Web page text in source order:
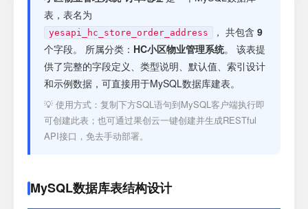
接口测试
表，表名为
yesapi_hc_store_order_address ， 共包含 9
个字段。 所属分类： HC小区物业管理系统。 该表提
供了完整的字段定义、类型说明、默认值、索引设计
和示例数据，可直接用于MySQL数据库建表。
💡 使用方式：复制下方SQL语句到MySQL客户端执行即
可创建此表；也可通过果创云一键创建并生成RESTful
API接口，免去手动部署。
MySQL数据库表结构设计